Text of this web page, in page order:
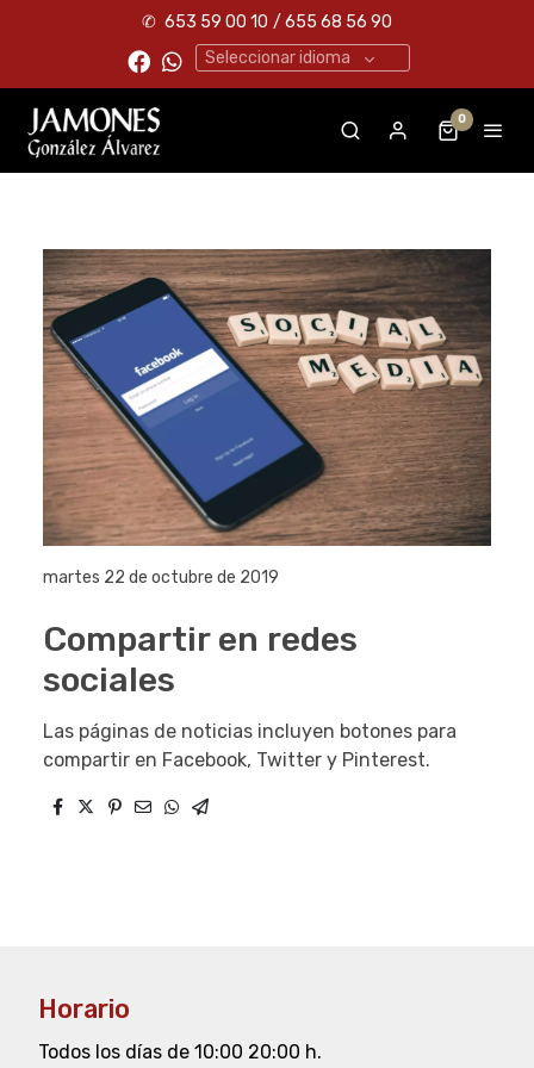
✆ 653 59 00 10 / 655 68 56 90
Seleccionar idioma
0
martes 22 de octubre de 2019
Compartir en redes
sociales
Las páginas de noticias incluyen botones para
compartir en Facebook, Twitter y Pinterest.
Horario
Todos los días de 10:00 20:00 h.